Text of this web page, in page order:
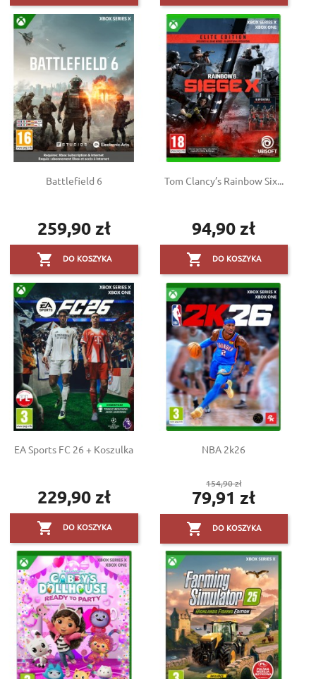
Battlefield 6
Cena
259,90 zł
 DO KOSZYKA
Tom Clancy’s Rainbow Six...
Cena
94,90 zł
 DO KOSZYKA
EA Sports FC 26 + Koszulka
Cena
229,90 zł
 DO KOSZYKA
NBA 2k26
Cena
podstawowa
154,90 zł
Cena
79,91 zł
 DO KOSZYKA